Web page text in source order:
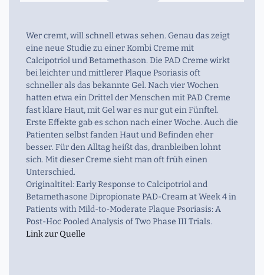
Wer cremt, will schnell etwas sehen. Genau das zeigt
eine neue Studie zu einer Kombi Creme mit
Calcipotriol und Betamethason. Die PAD Creme wirkt
bei leichter und mittlerer Plaque Psoriasis oft
schneller als das bekannte Gel. Nach vier Wochen
hatten etwa ein Drittel der Menschen mit PAD Creme
fast klare Haut, mit Gel war es nur gut ein Fünftel.
Erste Effekte gab es schon nach einer Woche. Auch die
Patienten selbst fanden Haut und Befinden eher
besser. Für den Alltag heißt das, dranbleiben lohnt
sich. Mit dieser Creme sieht man oft früh einen
Unterschied.
Originaltitel: Early Response to Calcipotriol and
Betamethasone Dipropionate PAD-Cream at Week 4 in
Patients with Mild-to-Moderate Plaque Psoriasis: A
Post-Hoc Pooled Analysis of Two Phase III Trials.
Link zur Quelle